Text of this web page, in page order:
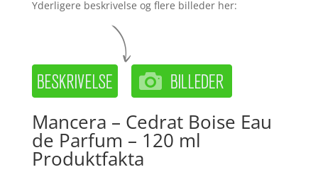
Yderligere beskrivelse og flere billeder her:
Mancera – Cedrat Boise Eau
de Parfum – 120 ml
Produktfakta